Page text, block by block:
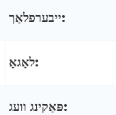
ייבערפלאַך:
לאָגאָ:
פּאַקינג וועג: